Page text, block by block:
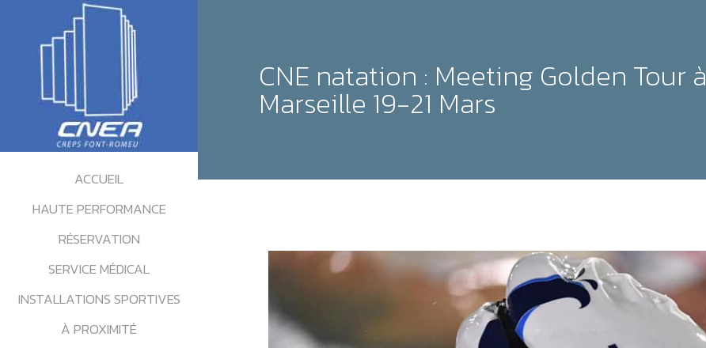
ACCUEIL
HAUTE PERFORMANCE
RÉSERVATION
SERVICE MÉDICAL
INSTALLATIONS SPORTIVES
À PROXIMITÉ
CNE natation : Meeting Golden Tour à
Marseille 19-21 Mars